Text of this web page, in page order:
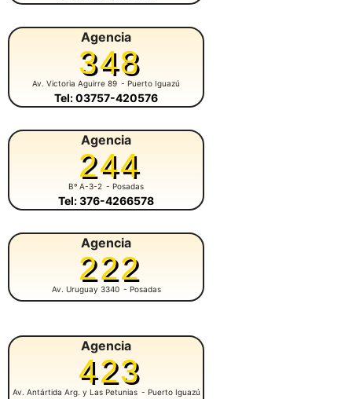
Agencia
348
Av. Victoria Aguirre 89 - Puerto Iguazú
Tel: 03757-420576
Agencia
244
Bº A-3-2 - Posadas
Tel: 376-4266578
Agencia
222
Av. Uruguay 3340 - Posadas
Agencia
423
Av. Antártida Arg. y Las Petunias - Puerto Iguazú